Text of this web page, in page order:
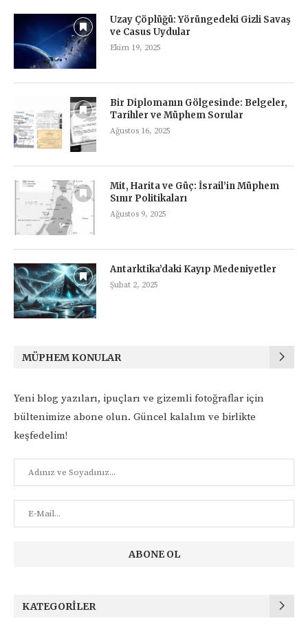
Uzay Çöplüğü: Yörüngedeki Gizli Savaş
ve Casus Uydular
Ekim 19, 2025
Bir Diplomanın Gölgesinde: Belgeler,
Tarihler ve Müphem Sorular
Ağustos 16, 2025
Mit, Harita ve Güç: İsrail’in Müphem
Sınır Politikaları
Ağustos 9, 2025
Antarktika’daki Kayıp Medeniyetler
Şubat 2, 2025
MÜPHEM KONULAR
Yeni blog yazıları, ipuçları ve gizemli fotoğraflar için
bültenimize abone olun. Güncel kalalım ve birlikte
keşfedelim!
KATEGORILER